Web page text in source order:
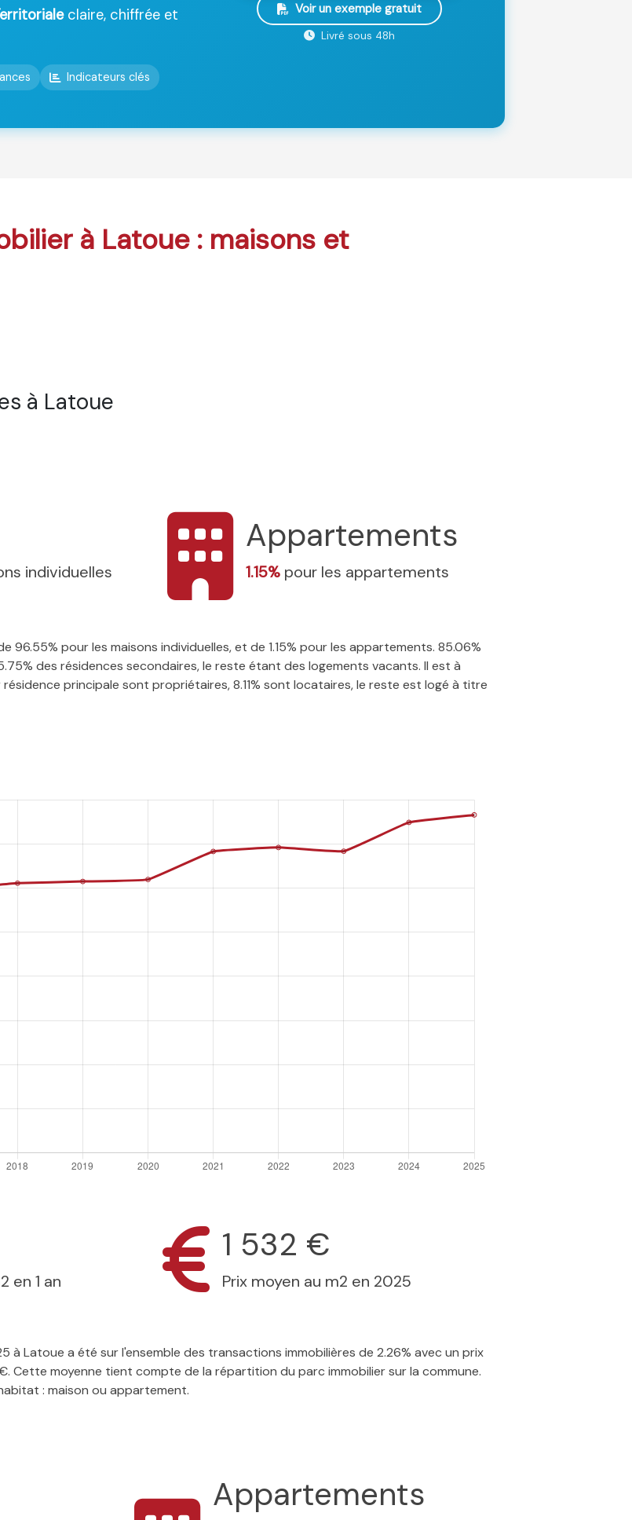
claire, chiffrée et
Indicateurs clés
Voir un exemple gratuit
Livré sous 48h
à Latoue : maisons et
à Latoue
individuelles
Appartements
1.15% pour les appartements
pour les maisons individuelles, et de 1.15% pour les appartements. 85.06%
des résidences secondaires, le reste étant des logements vacants. Il est à
principale sont propriétaires, 8.11% sont locataires, le reste est logé à titre
en 1 an
1 532 €
Prix moyen au m2 en 2025
à Latoue a été sur l'ensemble des transactions immobilières de 2.26% avec un prix
Cette moyenne tient compte de la répartition du parc immobilier sur la commune.
: maison ou appartement.
Appartements